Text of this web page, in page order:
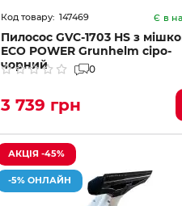
147469 Є в
Пилосос GVC-1703 HS з
ECO POWER Grunhelm сіро-
чорний
0
3 739 грн
АКЦІЯ -45%
-5% ОНЛАЙН